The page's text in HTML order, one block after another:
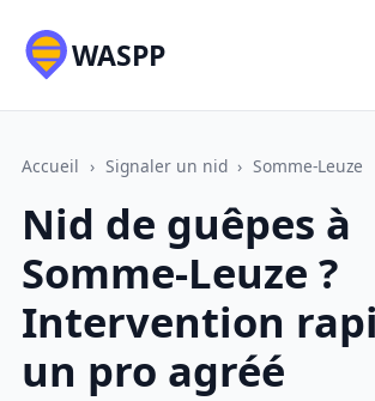
WASPP
Accueil › Signaler un nid › Somme-Leuze
Nid de guêpes à
Somme-Leuze ?
Intervention
un pro agréé